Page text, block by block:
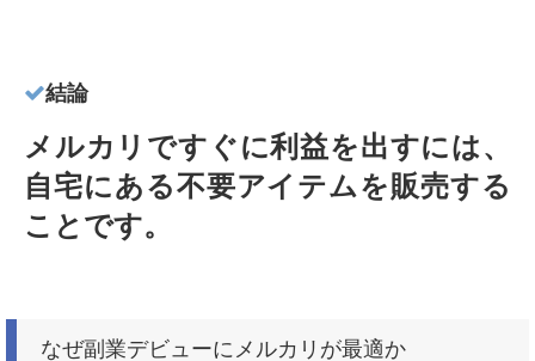
結論
メルカリですぐに利益を出すには、
自宅にある不要アイテムを販売する
ことです。
なぜ副業デビューにメルカリが最適か